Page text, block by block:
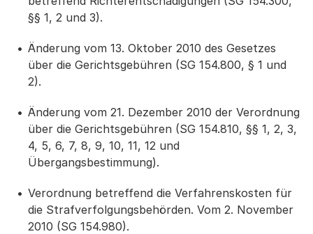
§§ 1, 2 und 3).
Änderung vom 13. Oktober 2010 des Gesetzes
über die Gerichtsgebühren (SG 154.800, § 1 und
2).
Änderung vom 21. Dezember 2010 der Verordnung
über die Gerichtsgebühren (SG 154.810, §§ 1, 2, 3,
4, 5, 6, 7, 8, 9, 10, 11, 12 und
Übergangsbestimmung).
Verordnung betreffend die Verfahrenskosten für
die Strafverfolgungsbehörden. Vom 2. November
2010 (SG 154.980).